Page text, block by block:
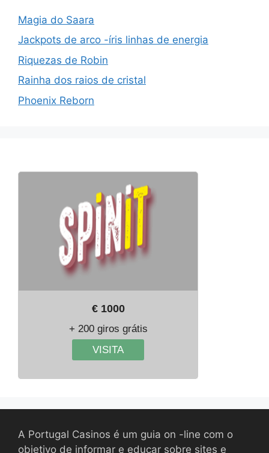
Magia do Saara
Jackpots de arco -íris linhas de energia
Riquezas de Robin
Rainha dos raios de cristal
Phoenix Reborn
€ 1000
+ 200 giros grátis
VISITA
A Portugal Casinos é um guia on -line com o
objetivo de informar e educar sobre sites e